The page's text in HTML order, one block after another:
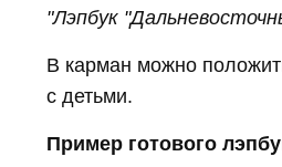
"Лэпбук
В карман можно
с детьми.
Пример готового